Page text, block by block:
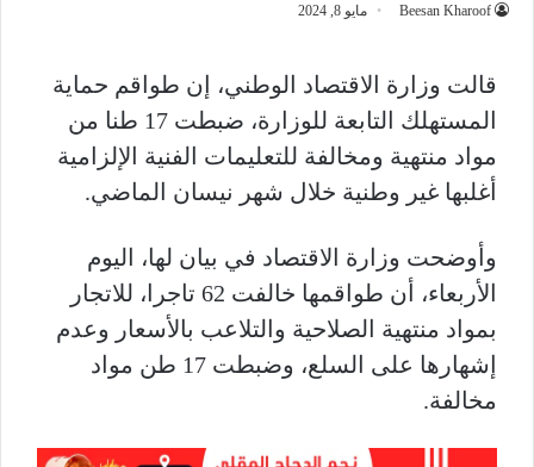
Beesan Kharoof مايو 8, 2024
قالت وزارة الاقتصاد الوطني، إن طواقم حماية
المستهلك التابعة للوزارة، ضبطت 17 طنا من
مواد منتهية ومخالفة للتعليمات الفنية الإلزامية
أغلبها غير وطنية خلال شهر نيسان الماضي.
وأوضحت وزارة الاقتصاد في بيان لها، اليوم
الأربعاء، أن طواقمها خالفت 62 تاجرا، للاتجار
بمواد منتهية الصلاحية والتلاعب بالأسعار وعدم
إشهارها على السلع، وضبطت 17 طن مواد
مخالفة.